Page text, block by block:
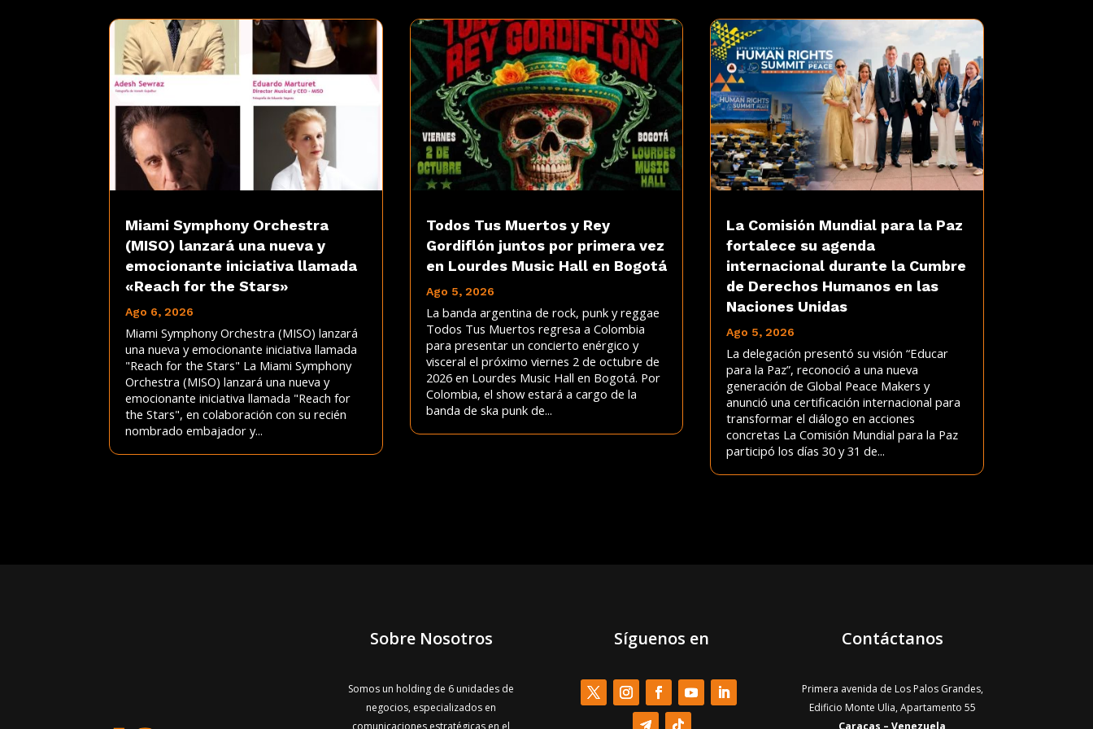
Miami Symphony Orchestra
(MISO) lanzará una nueva y
emocionante iniciativa llamada
«Reach for the Stars»
Ago 6, 2026
Miami Symphony Orchestra (MISO) lanzará
una nueva y emocionante iniciativa llamada
"Reach for the Stars" La Miami Symphony
Orchestra (MISO) lanzará una nueva y
emocionante iniciativa llamada "Reach for
the Stars", en colaboración con su recién
nombrado embajador y...
Todos Tus Muertos y Rey
Gordiflón juntos por primera vez
en Lourdes Music Hall en Bogotá
Ago 5, 2026
La banda argentina de rock, punk y reggae
Todos Tus Muertos regresa a Colombia
para presentar un concierto enérgico y
visceral el próximo viernes 2 de octubre de
2026 en Lourdes Music Hall en Bogotá. Por
Colombia, el show estará a cargo de la
banda de ska punk de...
La Comisión Mundial para la Paz
fortalece su agenda
internacional durante la Cumbre
de Derechos Humanos en las
Naciones Unidas
Ago 5, 2026
La delegación presentó su visión “Educar
para la Paz”, reconoció a una nueva
generación de Global Peace Makers y
anunció una certificación internacional para
transformar el diálogo en acciones
concretas La Comisión Mundial para la Paz
participó los días 30 y 31 de...
Sobre Nosotros
Somos un holding de 6 unidades de
negocios, especializados en
comunicaciones estratégicas en el
Síguenos en Contáctanos
Primera avenida de Los Palos Grandes,
Edificio Monte Ulia, Apartamento 55
Caracas – Venezuela